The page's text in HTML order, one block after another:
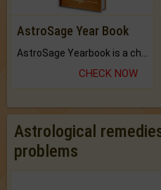
AstroSage Year Book
CHECK NOW
Astrological
problems